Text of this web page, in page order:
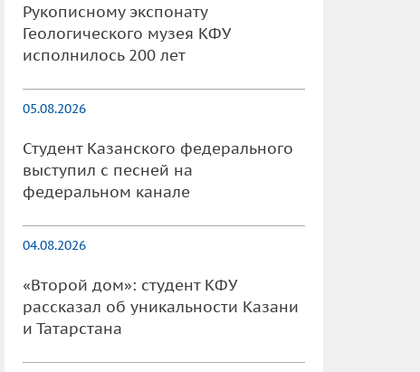
Рукописному экспонату
Геологического музея КФУ
исполнилось 200 лет
05.08.2026
Студент Казанского федерального
выступил с песней на
федеральном канале
04.08.2026
«Второй дом»: студент КФУ
рассказал об уникальности Казани
и Татарстана